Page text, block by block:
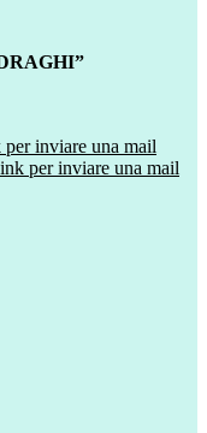
inviare una mail
per inviare una mail